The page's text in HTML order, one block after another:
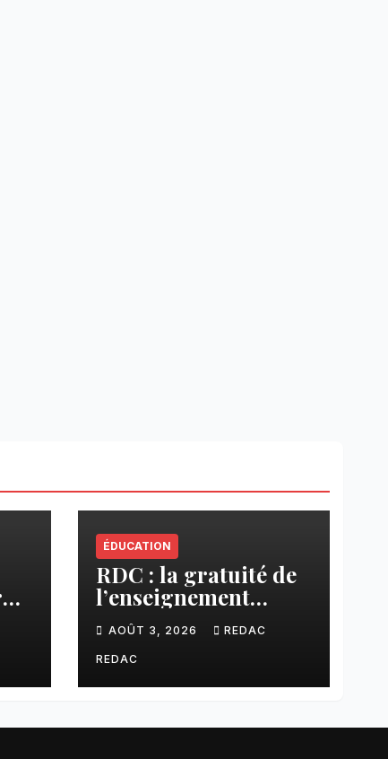
ÉDUCATION
RDC : la gratuité de
l’enseignement
primaire, vision
phare du Président
Félix Tshisekedi
réaffirmée par une
Secrétaire général
AOÛT 3, 2026 REDAC
REDAC